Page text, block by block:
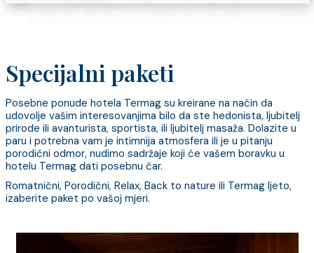
Specijalni paketi
Posebne ponude hotela Termag su kreirane na način da
udovolje vašim interesovanjima bilo da ste hedonista, ljubitelj
prirode ili avanturista, sportista, ili ljubitelj masaža. Dolazite u
paru i potrebna vam je intimnija atmosfera ili je u pitanju
porodični odmor, nudimo sadržaje koji će vašem boravku u
hotelu Termag dati posebnu čar.
Romatnični, Porodični, Relax, Back to nature ili Termag ljeto,
izaberite paket po vašoj mjeri.